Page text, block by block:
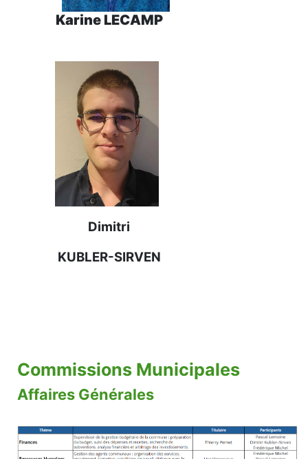
Karine LECAMP
Dimitri
KUBLER-SIRVEN
Commissions Municipales
Affaires Générales